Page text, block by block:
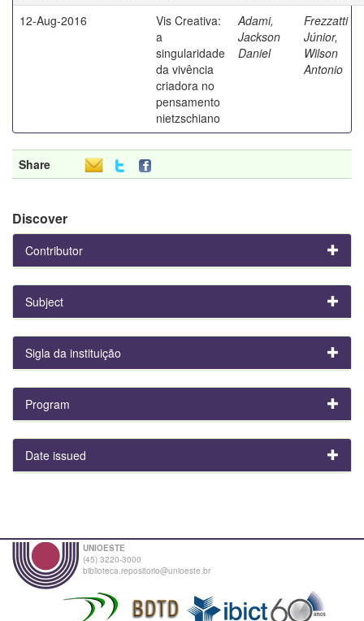
12-Aug-2016
Vis Creativa:
a
singularidade
da vivência
criadora no
pensamento
nietzschiano
Adami,
Jackson
Daniel
Frezzatti
Júnior,
Wilson
Antonio
Share
Discover
Contributor
Subject
Sigla da instituição
Program
Date issued
UNIOESTE
(45) 3220-3000
biblioteca.repositorio@unioeste.br